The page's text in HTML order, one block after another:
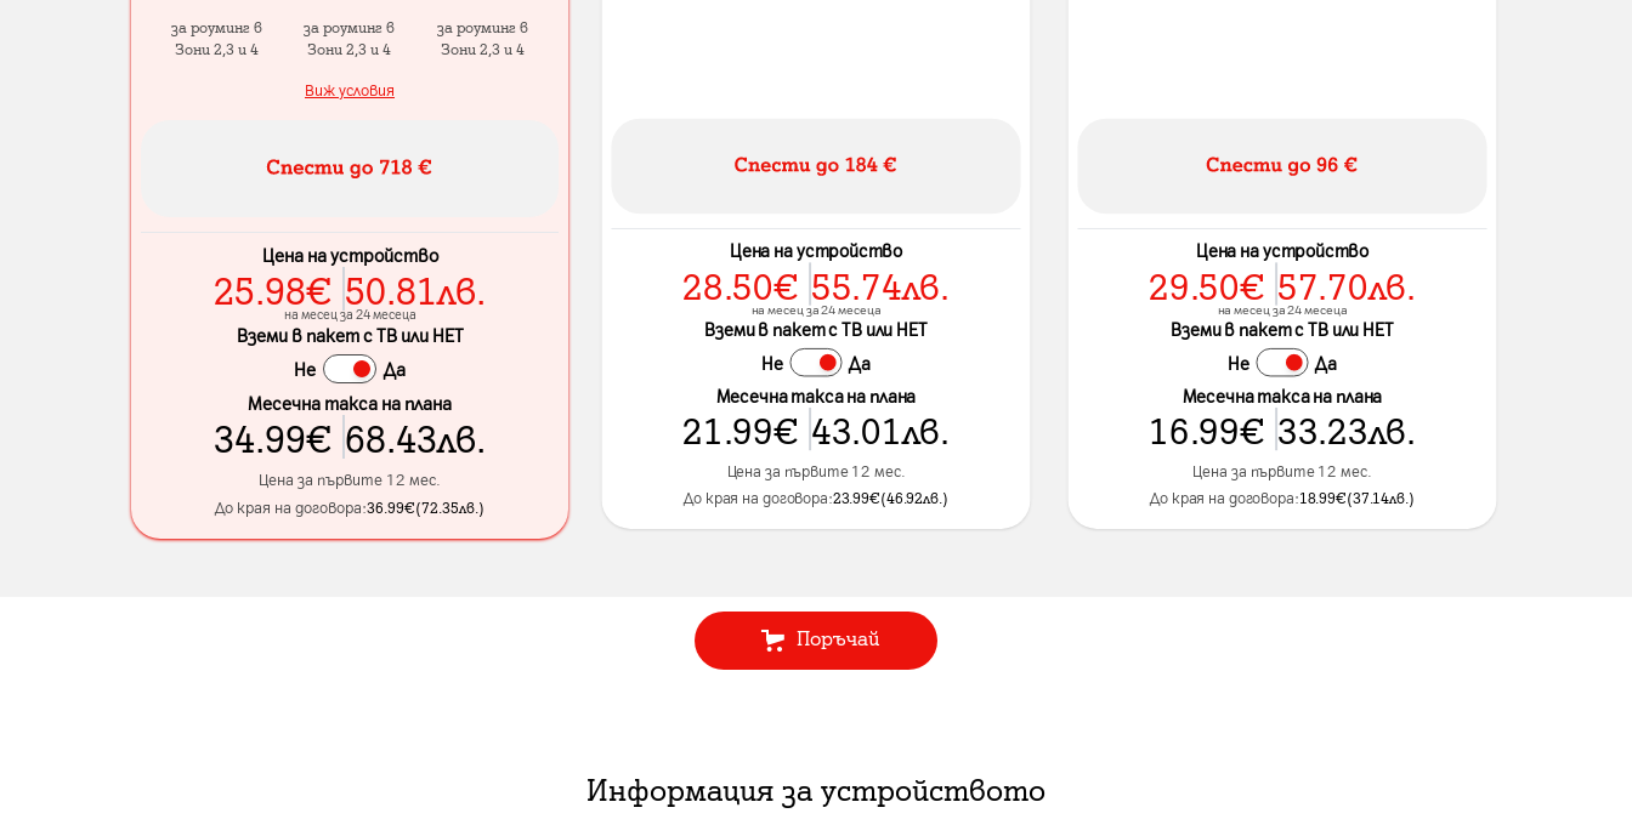
за роуминг в
Зони 2,3 и 4
за роуминг в
Зони 2,3 и 4
за роуминг в
Зони 2,3 и 4
Виж условия
Цена на устройство
25.98€ 50.81лв.
на месец за 24 месеца
Вземи в пакет с ТВ или НЕТ
Не
Да
Месечна такса на плана
34.99€ 68.43лв.
Цена за първите 12 мес.
До края на договора:36.99€(72.35лв.)
Цена на устройство
28.50€ 55.74лв.
на месец за 24 месеца
Вземи в пакет с ТВ или НЕТ
Не Да
Месечна такса на плана
21.99€ 43.01лв.
Цена за първите 12 мес.
До края на договора:23.99€(46.92лв.)
Цена на устройство
29.50€ 57.70лв.
на месец за 24 месеца
Вземи в пакет с ТВ или НЕТ
Не Да
Месечна такса на плана
16.99€ 33.23лв.
Цена за първите 12 мес.
До края на договора:18.99€(37.14лв.)
Поръчай
Информация за устройството